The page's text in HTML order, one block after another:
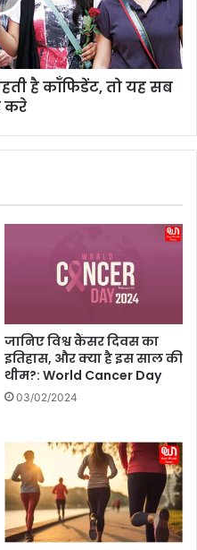
है कॉंफिडेंट, तो यह सब
करे
जानिए विश्व कैंसर दिवस का
इतिहास, और क्या है इस साल की
थीम?: World Cancer Day
03/02/2024